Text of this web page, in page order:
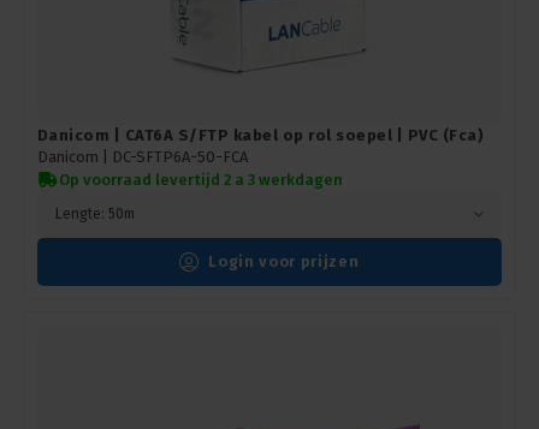
Danicom | CAT6A S/FTP kabel op rol soepel | PVC (Fca)
Danicom |
DC-SFTP6A-50-FCA
Op voorraad levertijd 2 a 3 werkdagen
Lengte: 50m
Login voor prijzen